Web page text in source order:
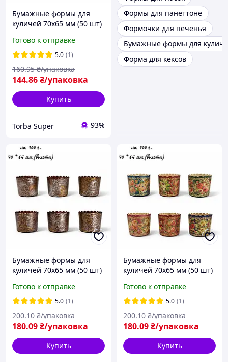
Бумажные формы для
куличей 70х65 мм (50 шт)
для кулича, краффинов и
панеттоне (на 100 г теста)
Детская
Готово к отправке
5.0 (1)
144.86₴/упаковка
160.95 ₴/упаковка
Купить
Torba Super 93%
Формы для панеттоне
Формочки для печенья
Бумажные формы для
Форма для кексов
Бумажные формы для
куличей 70х65 мм (50 шт)
для кулича, краффинов и
панеттоне (на 100 г теста)
Жар-Птица
Готово к отправке
5.0 (1)
180.09₴/упаковка
200.10 ₴/упаковка
Купить
Бумажные формы для
куличей 70х65 мм (50 шт)
для кулича, краффинов и
панеттоне (на 100 г теста)
Жостово
Готово к отправке
5.0 (1)
180.09₴/упаковка
200.10 ₴/упаковка
Купить